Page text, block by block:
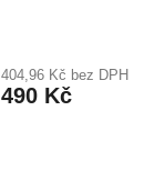
404,96 Kč bez DPH
490 Kč